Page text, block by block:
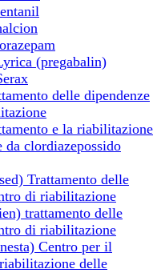
(pregabalin)
delle dipendenze
e la riabilitazione
da clordiazepossido
Trattamento delle
di riabilitazione
trattamento delle
di riabilitazione
Centro per il
delle